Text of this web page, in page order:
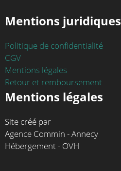
Mentions juridiques
Politique de confidentialité
CGV
Mentions légales
Retour et remboursement
Mentions légales
Site créé par
Agence Commin - Annecy
Hébergement - OVH